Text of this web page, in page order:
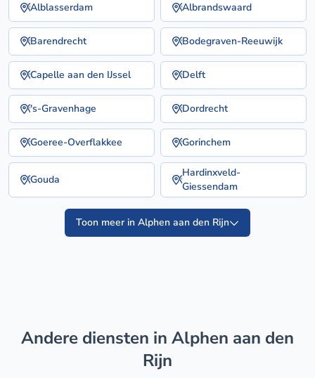
Alblasserdam Albrandswaard
Barendrecht Bodegraven-Reeuwijk
Capelle aan den IJssel Delft
's-Gravenhage Dordrecht
Goeree-Overflakkee Gorinchem
Gouda
Hardinxveld-
Giessendam
Toon meer in Alphen aan den Rijn
Andere diensten in Alphen aan den
Rijn